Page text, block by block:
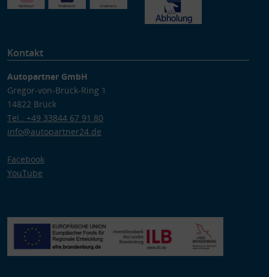
Kontakt
Autopartner GmbH
Gregor-von-Brück-Ring 1
14822 Brück
Tel.: +49 33844 67 91 80
info@autopartner24.de
Facebook
YouTube